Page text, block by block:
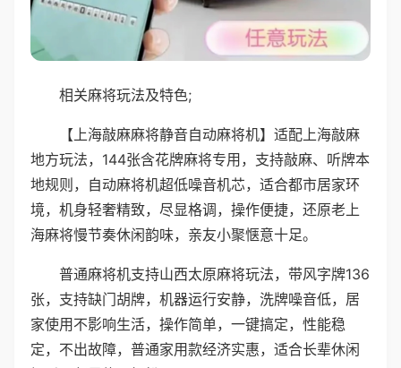
相关麻将玩法及特色;
【上海敲麻麻将静音自动麻将机】适配上海敲麻
地方玩法，144张含花牌麻将专用，支持敲麻、听牌本
地规则，自动麻将机超低噪音机芯，适合都市居家环
境，机身轻奢精致，尽显格调，操作便捷，还原老上
海麻将慢节奏休闲韵味，亲友小聚惬意十足。
普通麻将机支持山西太原麻将玩法，带风字牌136
张，支持缺门胡牌，机器运行安静，洗牌噪音低，居
家使用不影响生活，操作简单，一键搞定，性能稳
定，不出故障，普通家用款经济实惠，适合长辈休闲